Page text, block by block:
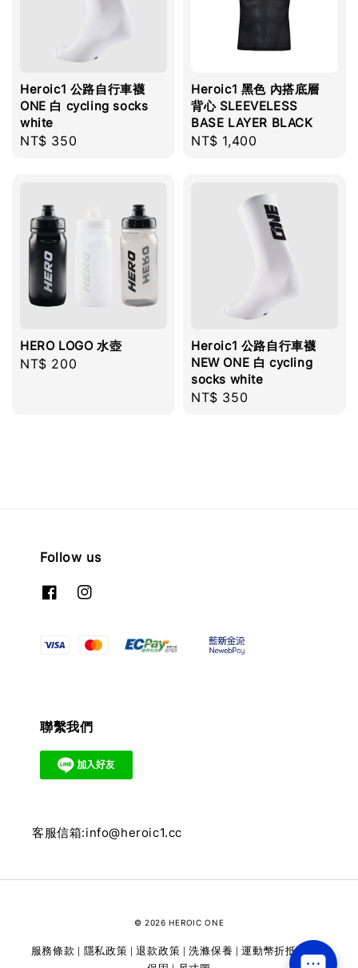
Heroic1 公路自行車襪
ONE 白 cycling socks
white
Regular
NT$ 350
Heroic1 黑色 內搭底層
背心 SLEEVELESS
BASE LAYER BLACK
Regular
NT$ 1,400
HERO LOGO 水壺
Regular
NT$ 200
Heroic1 公路自行車襪
NEW ONE 白 cycling
socks white
Regular
NT$ 350
Follow us
聯繫我們
客服信箱:info@heroic1.cc
© 2026 HEROIC ONE
服務條款 隱私政策 |退款政策 |洗滌保養 |運動幣折抵|